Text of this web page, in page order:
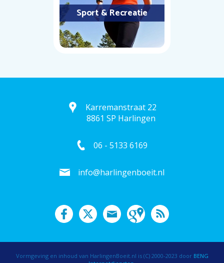
Sport & Recreatie
Karremanstraat 22
8861 SP Harlingen
06 - 5133 6169
info@harlingenboeit.nl
Vormgeving en inhoud van HarlingenBoeit.nl is (C) 2000-2023 door BENG